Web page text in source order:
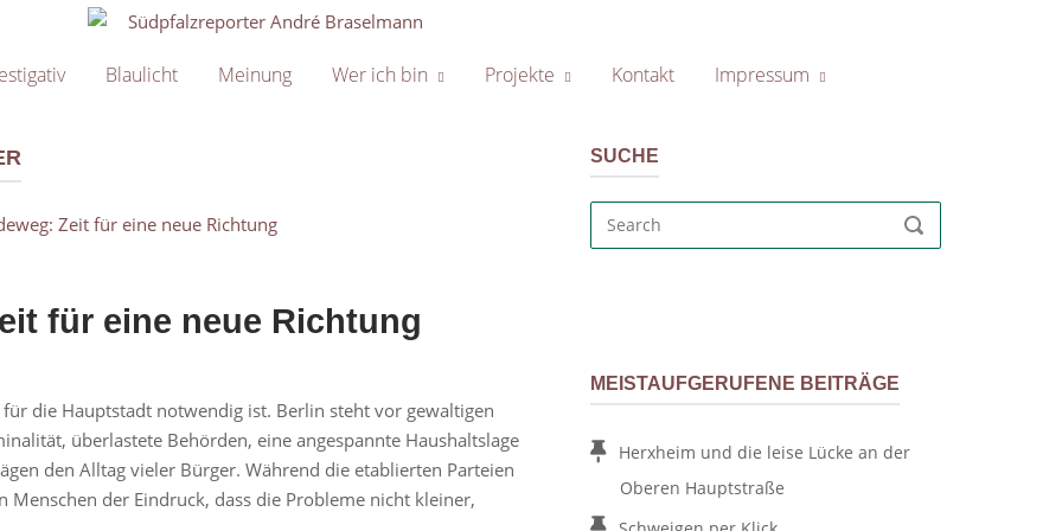
Home
Blaulicht Meinung Wer ich bin Projekte Kontakt Impressum
für eine neue Richtung
die Hauptstadt notwendig ist. Berlin steht vor gewaltigen
überlastete Behörden, eine angespannte Haushaltslage
den Alltag vieler Bürger. Während die etablierten Parteien
der Eindruck, dass die Probleme nicht kleiner,
SUCHE
Search
for:
SEARCH
MEISTAUFGERUFENE BEITRÄGE
Herxheim und die leise Lücke an der
Oberen Hauptstraße